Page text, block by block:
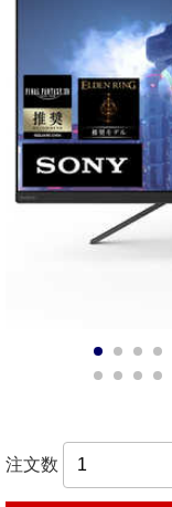
17
18 19
注文数